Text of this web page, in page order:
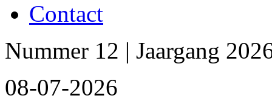
Contact
Nummer 12 | Jaargang
08-07-2026